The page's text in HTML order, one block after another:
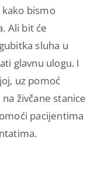
bismo
Ali bit će
sluha u
glavnu ulogu. I
uz pomoć
živčane stanice
pacijentima